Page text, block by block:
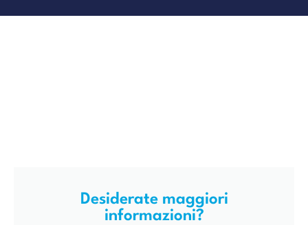
Desiderate maggiori
informazioni?